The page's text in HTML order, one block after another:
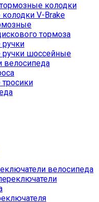
колодки
V-Brake
тормоза
шоссейные
велосипеда
велосипеда